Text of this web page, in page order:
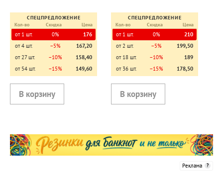
СПЕЦПРЕДЛОЖЕНИЕ
Кол-во
Скидка Цена
от 1 шт. 0%
176
от 4 шт.
−5%
167,20
от 27 шт.
−10%
158,40
от 54 шт.
−15% 149,60
СПЕЦПРЕДЛОЖЕНИЕ
Кол-во
Скидка Цена
от 1 шт. 0%
210
от 2 шт.
−5%
199,50
от 18 шт.
−10%
189
от 36 шт.
−15% 178,50
Реклама